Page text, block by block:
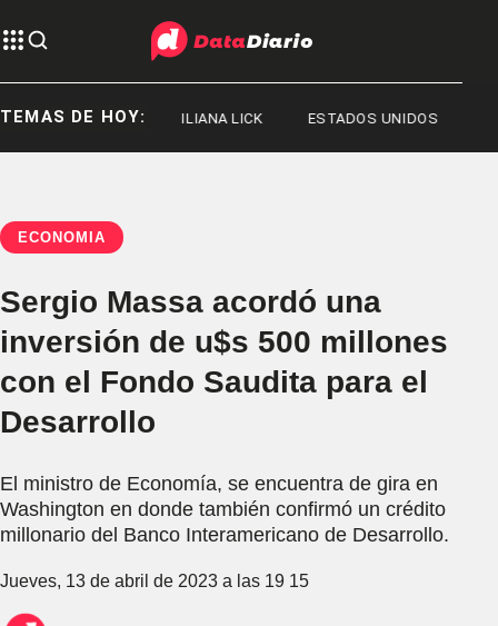
TEMAS DE HOY:
MESSI ILIANA LICK ESTADOS UNIDOS
ECONOMÍA
Sergio Massa acordó una
inversión de u$s 500 millones
con el Fondo Saudita para el
Desarrollo
El ministro de Economía, se encuentra de gira en
Washington en donde también confirmó un crédito
millonario del Banco Interamericano de Desarrollo.
Jueves, 13 de abril de 2023 a las 19 15